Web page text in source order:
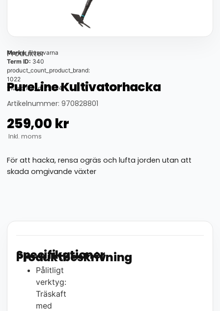
Produkter
Marka: Husqvarna
Term ID: 340
product_count_product_brand:
1022
thumbnail_id: 25324
PureLine Kultivatorhacka
Artikelnummer: 970828801
259,00 kr
Inkl. moms
För att hacka, rensa ogräs och lufta jorden utan att
skada omgivande växter
Produktbeskrivning
Pålitligt
verktyg:
Träskaft
med
Specifikationer